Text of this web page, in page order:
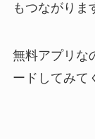
もつながりま
無料アプリな
ードしてみて